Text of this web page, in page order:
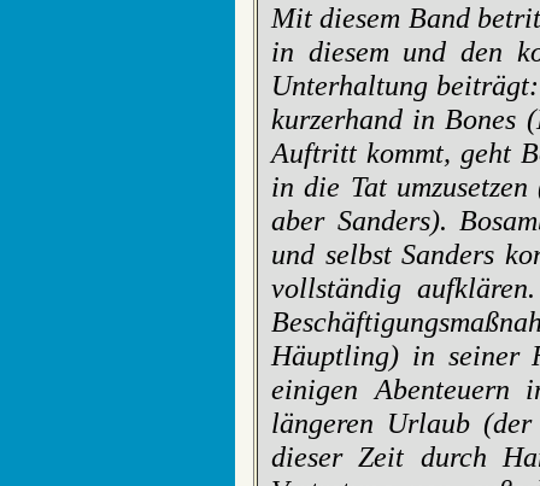
Mit diesem Band
in diesem und den
Unterhaltung
kurzerhand in Bones
Auftritt kommt, geht
in die Tat
aber Sanders).
und selbst Sanders
vollständig
Häuptling) in seiner
einigen Abenteuern
längeren Urlaub
dieser Zeit durch